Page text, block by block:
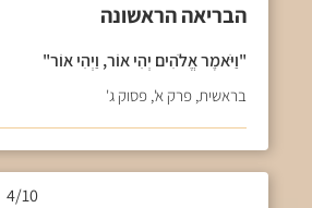
הבריאה הראשונה
"וַיֹּאמֶר אֱלֹהִים יְהִי אוֹר, וַיְהִי אוֹר"
בראשית, פרק א', פסוק ג'
4/10